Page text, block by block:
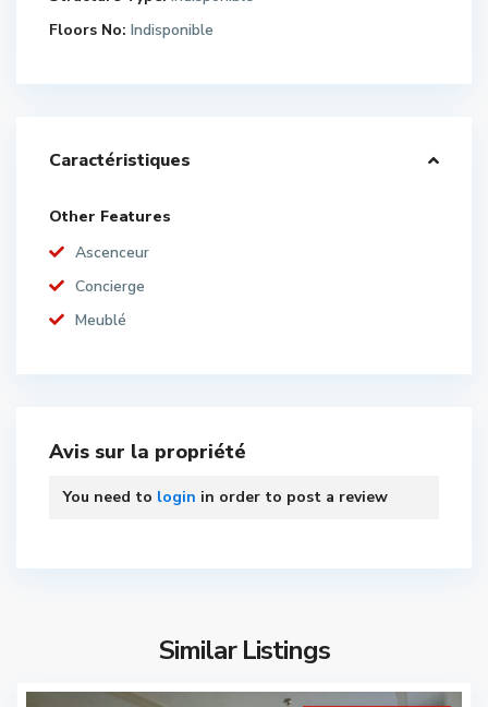
Floors No: Indisponible
Caractéristiques
Other Features
Ascenceur
Concierge
Meublé
Avis sur la propriété
You need to login in order to post a review
Similar Listings